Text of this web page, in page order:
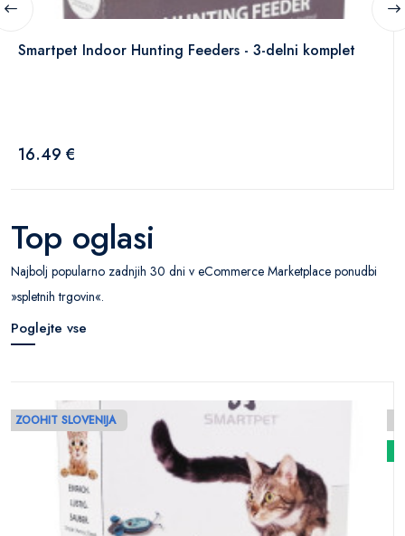
Smartpet Indoor Hunting Feeders - 3-delni komplet
16.49 €
Top oglasi
Najbolj popularno zadnjih 30 dni v eCommerce Marketplace ponudbi
»spletnih trgovin«.
Poglejte vse
ZOOHIT SLOVENIJA